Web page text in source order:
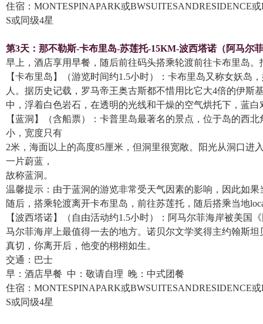
住宿：MONTESPINAPARK或BWSUITESANDRESIDENCE
S或同级4星
第3天： 那不勒斯-卡布里岛-苏莲托-15KM-波西塔诺（阿马尔
早上，酒店享用早餐，随后前往码头搭乘轮渡前往卡布里岛。
【卡布里岛】（游览时间约1.5小时）：卡布里岛又称女妖
人。据历史记载，罗马帝王奥古斯都不惜用比它大4倍的伊
中，浮着白色岩石，在透明的光线和干燥的空气烘托下，蓝
【蓝洞】（含船票）：卡普里岛最著名的景点，位于岛的西
小，宽度只有
2米，海面以上的高度85厘米，但洞里很宽敞。阳光从洞口
一片蔚蓝，
故称蓝洞。
温馨提示：由于蓝洞的游览非常受天气因素的影响，因此如
随后，搭乘轮渡离开卡布里岛，前往苏莲托，随后搭乘当地
【波西塔诺】（自由活动约1.5小时）：阿马尔菲海岸被美国
马尔菲海岸上最值得一去的地方。诺贝尔文学奖得主约翰斯
真切，你离开后，他变的栩栩如生。
交通：巴士
早：酒店早餐 中：敬请自理 晚：中式团餐
住宿：MONTESPINAPARK或BWSUITESANDRESIDENCE
S或同级4星